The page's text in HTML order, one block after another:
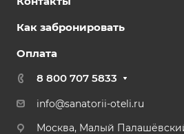
Как забронировать
Оплата
8 800 707 5833
info@sanatorii-oteli.ru
Москва, Малый